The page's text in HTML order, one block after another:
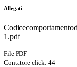
Allegati
1.pdf
File PDF
Contatore click: 44